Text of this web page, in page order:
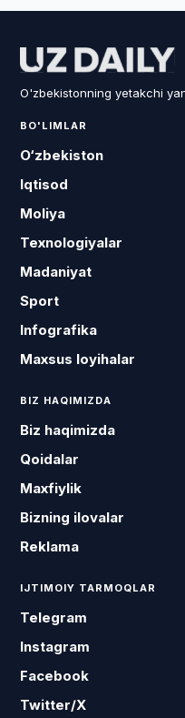
O'zbekistonning yetakchi
BO'LIMLAR
O‘zbekiston
Iqtisod
Moliya
Texnologiyalar
Madaniyat
Sport
Infografika
Maxsus loyihalar
BIZ HAQIMIZDA
Biz haqimizda
Qoidalar
Maxfiylik
Bizning ilovalar
Reklama
IJTIMOIY TARMOQLAR
Telegram
Instagram
Facebook
Twitter/X